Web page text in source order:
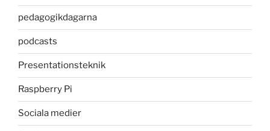
pedagogikdagarna
podcasts
Presentationsteknik
Raspberry Pi
Sociala medier